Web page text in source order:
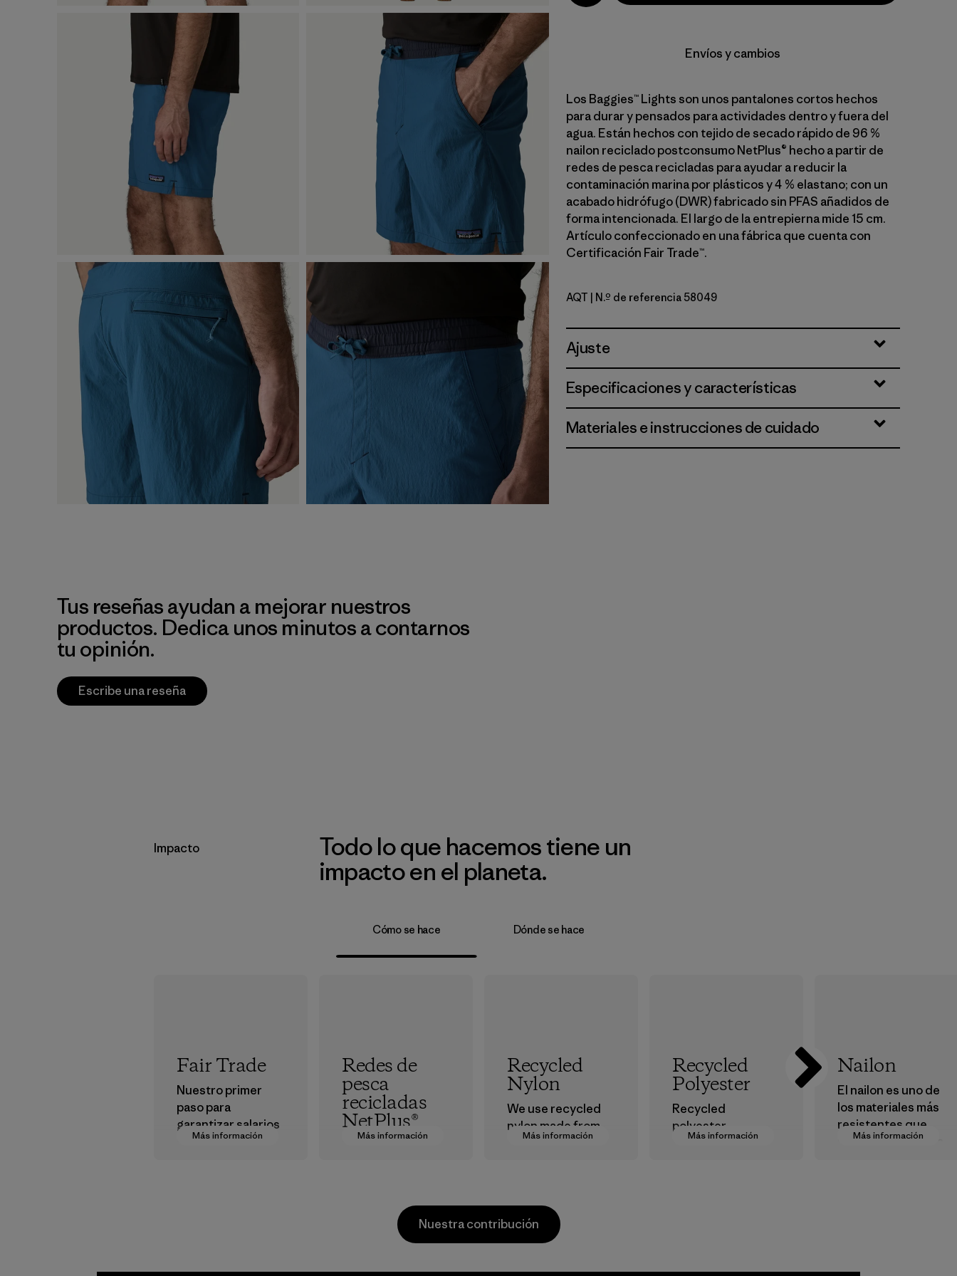
Envíos y cambios
Los Baggies™ Lights son unos pantalones cortos hechos
para durar y pensados para actividades dentro y fuera del
agua. Están hechos con tejido de secado rápido de 96 %
nailon reciclado postconsumo NetPlus® hecho a partir de
redes de pesca recicladas para ayudar a reducir la
contaminación marina por plásticos y 4 % elastano; con un
acabado hidrófugo (DWR) fabricado sin PFAS añadidos de
forma intencionada. El largo de la entrepierna mide 15 cm.
Artículo confeccionado en una fábrica que cuenta con
Certificación Fair Trade™.
Aquatic Blue
AQT | N.º de referencia 58049
Ajuste
Especificaciones y características
Materiales e instrucciones de cuidado
Tus reseñas ayudan a mejorar nuestros
productos. Dedica unos minutos a contarnos
tu opinión.
Escribe una reseña
Impacto
Todo lo que hacemos tiene un
impacto en el planeta.
Cómo se hace Dónde se hace
Más información
Fair Trade
Nuestro primer
paso para
garantizar salarios
dignos en nuestra
Más información
Redes de
pesca
recicladas
NetPlus®
desechadas y 100
% recicladas,
recogidas en
Más información
Recycled
Nylon
We use recycled
nylon made from
postindustrial
postconsumer
fishing nets.
Más información
Recycled
Polyester
Recycled
polyester
decreases our
Más información
Nailon
El nailon es uno de
los materiales más
resistentes que
usamos en nuestra
Nuestra contribución